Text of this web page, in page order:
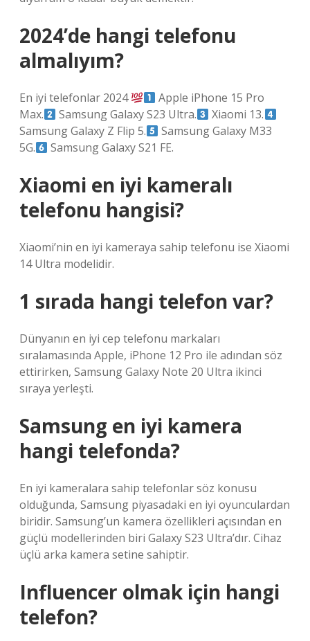
2024’de hangi telefonu
almalıyım?
En iyi telefonlar 2024
Apple iPhone 15 Pro
Max.
Samsung Galaxy S23 Ultra.
Xiaomi 13.
Samsung Galaxy Z Flip 5.
Samsung Galaxy M33
5G.
Samsung Galaxy S21 FE.
Xiaomi en iyi kameralı
telefonu hangisi?
Xiaomi’nin en iyi kameraya sahip telefonu ise Xiaomi
14 Ultra modelidir.
1 sırada hangi telefon var?
Dünyanın en iyi cep telefonu markaları
sıralamasında Apple, iPhone 12 Pro ile adından söz
ettirirken, Samsung Galaxy Note 20 Ultra ikinci
sıraya yerleşti.
Samsung en iyi kamera
hangi telefonda?
En iyi kameralara sahip telefonlar söz konusu
olduğunda, Samsung piyasadaki en iyi oyunculardan
biridir. Samsung’un kamera özellikleri açısından en
güçlü modellerinden biri Galaxy S23 Ultra’dır. Cihaz
üçlü arka kamera setine sahiptir.
Influencer olmak için hangi
telefon?